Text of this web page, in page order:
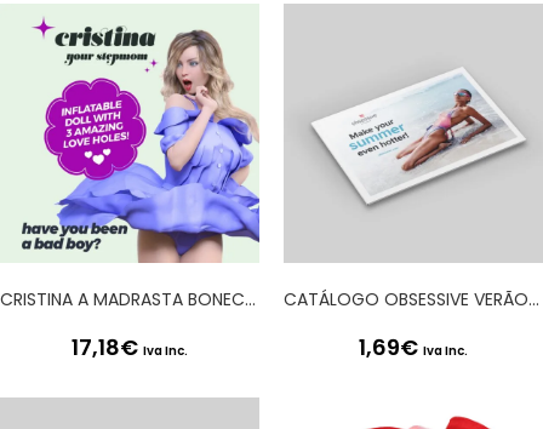
CRISTINA A MADRASTA BONECA INSUFLÁVEL LOIRA CRUSHIOUS
17,18€ Iva Inc.
CATÁLOGO OBSESSIVE VERÃO 2020
1,69€ Iva Inc.